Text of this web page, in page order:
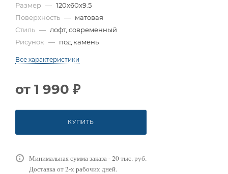
Размер — 120x60x9.5
Поверхность — матовая
Стиль — лофт, современный
Рисунок — под камень
Все характеристики
от 1 990 ₽
КУПИТЬ
Минимальная сумма заказа - 20 тыс. руб.
Доставка от 2-х рабочих дней.